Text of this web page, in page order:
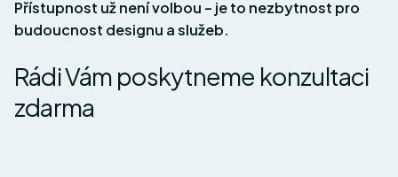
Přístupnost už není volbou – je to nezbytnost pro
budoucnost designu a služeb.
Rádi Vám poskytneme konzultaci
zdarma